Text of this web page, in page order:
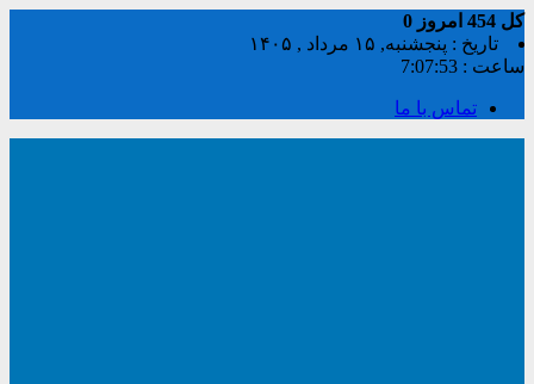
کل امروز 0
تاریخ : پنجشنبه, ۱۵ مرداد , ۱۴۰۵
ساعت : 7:07:54
تماس با ما